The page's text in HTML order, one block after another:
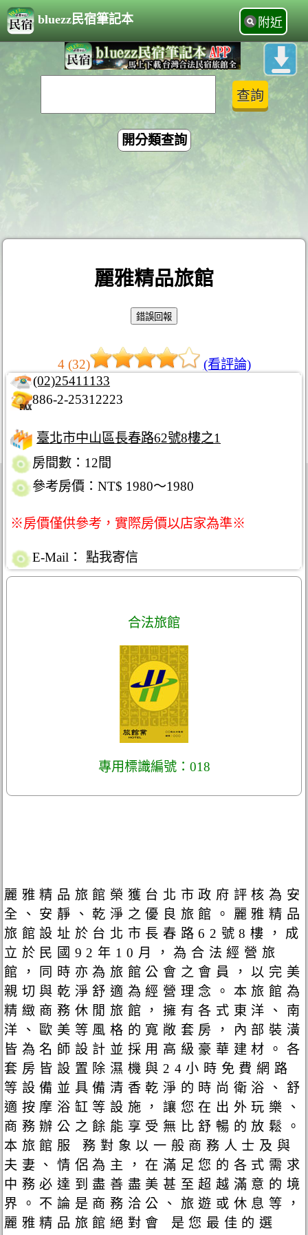
bluezz民宿筆記本 附近
開分類查詢
麗雅精品旅館
4 (32)
(看評論)
(02)25411133
886-2-25312223
臺北市中山區長春路62號8樓之1
房間數：12間
參考房價：NT$ 1980～1980
※房價僅供參考，實際房價以店家為準※
E-Mail： 點我寄信
合法旅館
專用標識編號：018
麗雅精品旅館榮獲台北市政府評核為安
全、安靜、乾淨之優良旅館。麗雅精品
旅館設址於台北市長春路62號8樓，成
立於民國92年10月，為合法經營旅
館，同時亦為旅館公會之會員，以完美
親切與乾淨舒適為經營理念。本旅館為
精緻商務休閒旅館，擁有各式東洋、南
洋、歐美等風格的寬敞套房，內部裝潢
皆為名師設計並採用高級豪華建材。各
套房皆設置除濕機與24小時免費網路
等設備並具備清香乾淨的時尚衛浴、舒
適按摩浴缸等設施，讓您在出外玩樂、
商務辦公之餘能享受無比舒暢的放鬆。
本旅館服 務對象以一般商務人士及與
夫妻、情侶為主，在滿足您的各式需求
中務必達到盡善盡美甚至超越滿意的境
界。不論是商務洽公、旅遊或休息等，
麗雅精品旅館絕對會 是您最佳的選